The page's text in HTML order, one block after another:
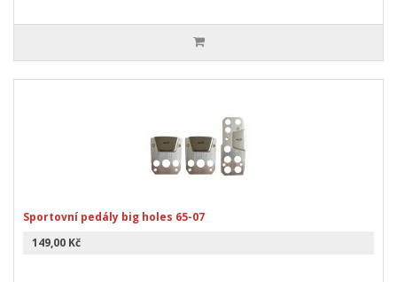
Sportovní pedály big holes 65-07
149,00 Kč